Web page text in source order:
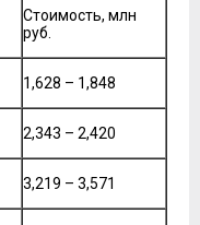
Стоимость, млн
руб.
1,628 – 1,848
2,343 – 2,420
3,219 – 3,571